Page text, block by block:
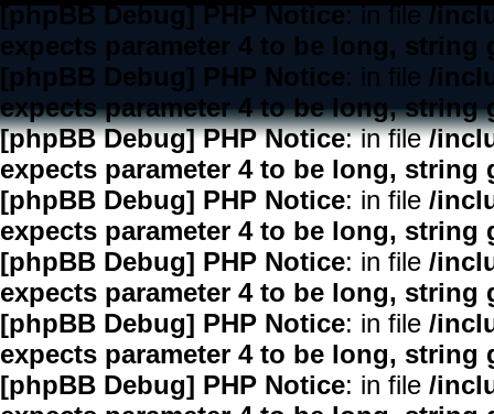
[phpBB Debug] PHP Notice: in file/
expects parameter 4 to be long, string
[phpBB Debug] PHP Notice: in file /
expects parameter 4 to be long, string
[phpBB Debug] PHP Notice: in file/
expects parameter 4 to be long, string
[phpBB Debug] PHP Notice: in file /
expects parameter 4 to be long, string
[phpBB Debug] PHP Notice: in file /
expects parameter 4 to be long, string
[phpBB Debug] PHP Notice: in file /
expects parameter 4 to be long, string
[phpBB Debug] PHP Notice: in file /